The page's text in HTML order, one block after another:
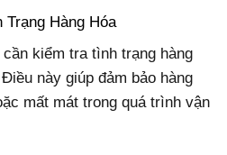
Hàng Hóa
kiểm tra tình trạng hàng
này giúp đảm bảo hàng
mất mát trong quá trình vận